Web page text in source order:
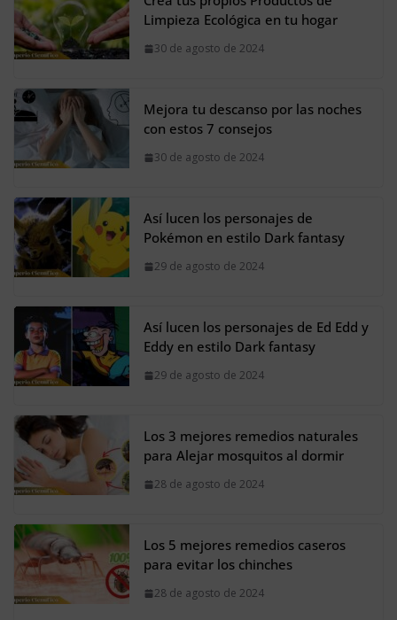
Limpieza Ecológica en tu hogar
30 de agosto de 2024
Mejora tu descanso por las noches
con estos 7 consejos
30 de agosto de 2024
Así lucen los personajes de
Pokémon en estilo Dark fantasy
29 de agosto de 2024
Así lucen los personajes de Ed Edd y
Eddy en estilo Dark fantasy
29 de agosto de 2024
Los 3 mejores remedios naturales
para Alejar mosquitos al dormir
28 de agosto de 2024
Los 5 mejores remedios caseros
para evitar los chinches
28 de agosto de 2024